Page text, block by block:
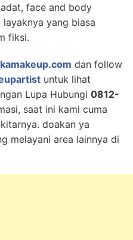
face and body
yang biasa
fiksi.
dan follow
untuk lihat
Lupa Hubungi 0812-
saat ini kami cuma
doakan ya
melayani area lainnya di